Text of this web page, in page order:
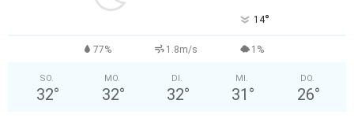
14°
77% 1.8m/s 1%
SO.
32°
MO.
32°
DI.
32°
MI.
31 °
DO.
26°